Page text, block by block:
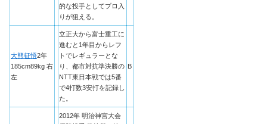
的な投手としてプロ入
りが狙える。
大熊征悟2年
185cm89kg 右
左
立正大から富士重工に
進むと1年目からレフ
トでレギュラーとな
り、都市対抗準決勝の
NTT東日本戦では5番
で4打数3安打を記録し
た。
B
2012年 明治神宮大会